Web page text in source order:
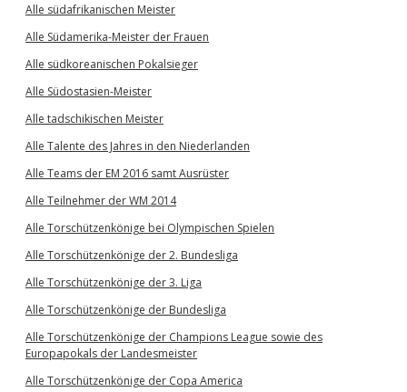
Alle südafrikanischen Meister
Alle Südamerika-Meister der Frauen
Alle südkoreanischen Pokalsieger
Alle Südostasien-Meister
Alle tadschikischen Meister
Alle Talente des Jahres in den Niederlanden
Alle Teams der EM 2016 samt Ausrüster
Alle Teilnehmer der WM 2014
Alle Torschützenkönige bei Olympischen Spielen
Alle Torschützenkönige der 2. Bundesliga
Alle Torschützenkönige der 3. Liga
Alle Torschützenkönige der Bundesliga
Alle Torschützenkönige der Champions League sowie des
Europapokals der Landesmeister
Alle Torschützenkönige der Copa America